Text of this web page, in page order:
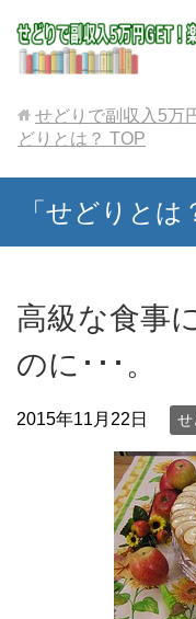
せどりで副収入5万
どりとは？ TOP
「せどりと
高級な食事
のに･･･。
2015年11月22日 せ